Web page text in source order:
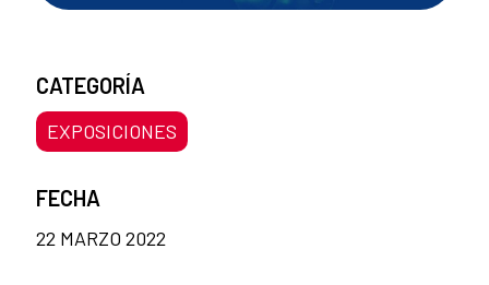
CATEGORÍA
EXPOSICIONES
FECHA
22 MARZO 2022